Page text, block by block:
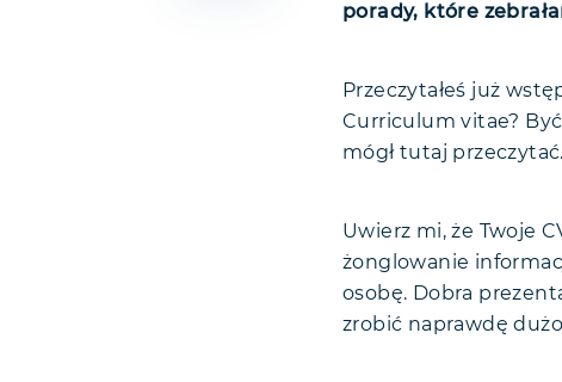
porady, które
Przeczytałeś już
Curriculum vitae?
mógł tutaj
Uwierz mi, że Twoje
żonglowanie
osobę. Dobra
zrobić naprawdę